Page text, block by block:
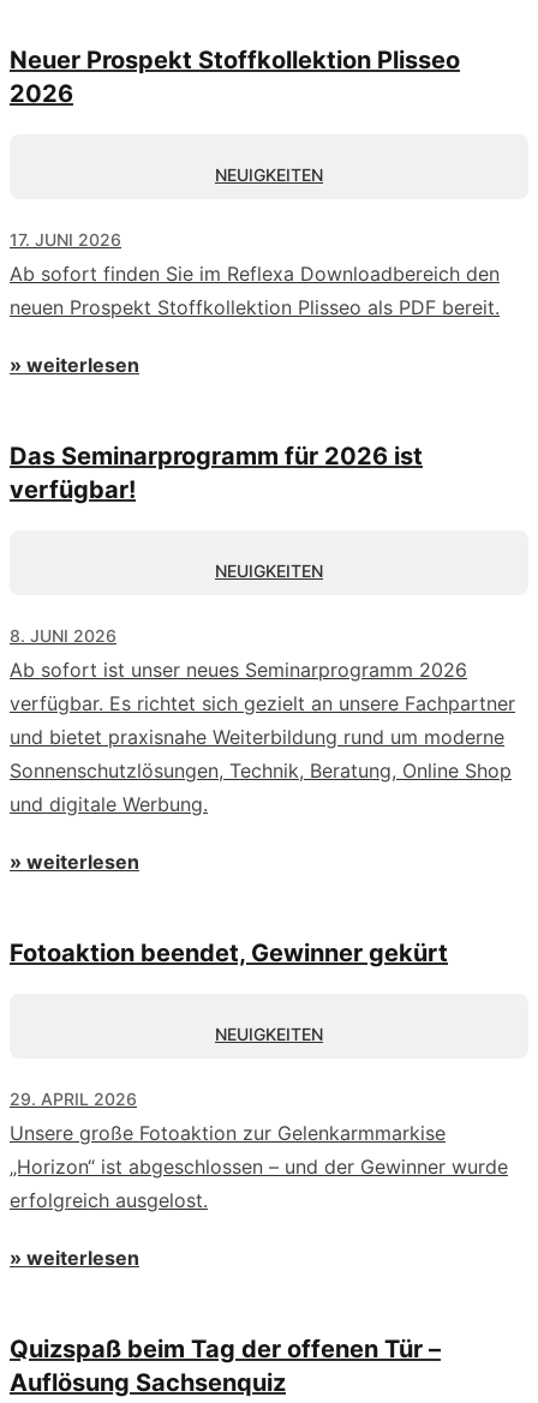
Neuer Prospekt Stoffkollektion Plisseo
2026
NEUIGKEITEN
17. JUNI 2026
Ab sofort finden Sie im Reflexa Downloadbereich den
neuen Prospekt Stoffkollektion Plisseo als PDF bereit.
» weiterlesen
Das Seminarprogramm für 2026 ist
verfügbar!
NEUIGKEITEN
8. JUNI 2026
Ab sofort ist unser neues Seminarprogramm 2026
verfügbar. Es richtet sich gezielt an unsere Fachpartner
und bietet praxisnahe Weiterbildung rund um moderne
Sonnenschutzlösungen, Technik, Beratung, Online Shop
und digitale Werbung.
» weiterlesen
Fotoaktion beendet, Gewinner gekürt
NEUIGKEITEN
29. APRIL 2026
Unsere große Fotoaktion zur Gelenkarmmarkise
„Horizon“ ist abgeschlossen – und der Gewinner wurde
erfolgreich ausgelost.
» weiterlesen
Quizspaß beim Tag der offenen Tür –
Auflösung Sachsenquiz